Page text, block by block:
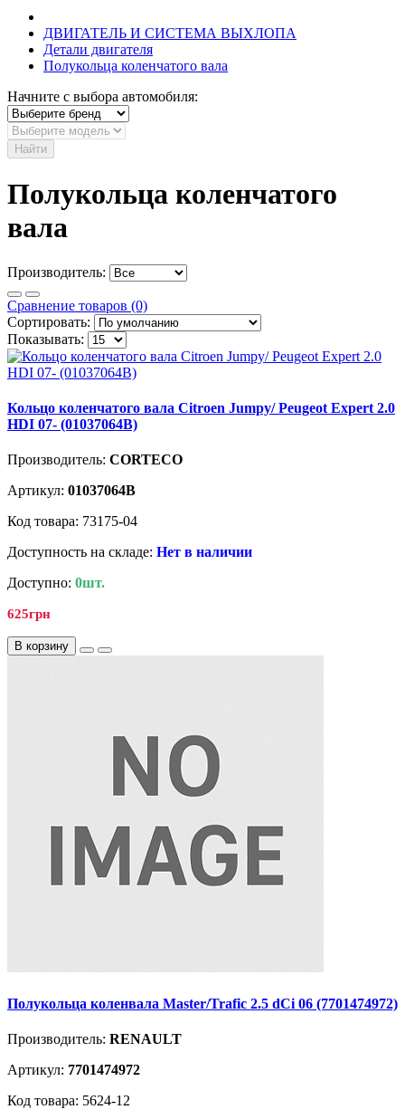
ДВИГАТЕЛЬ И СИСТЕМА ВЫХЛОПА
Детали двигателя
Полукольца коленчатого вала
Начните с выбора автомобиля:
Найти
Полукольца коленчатого
вала
Производитель:
Сравнение товаров (0)
Сортировать:
Показывать:
Кольцо коленчатого вала Citroen Jumpy/ Peugeot Expert 2.0
HDI 07- (01037064B)
Производитель: CORTECO
Артикул: 01037064B
Код товара: 73175-04
Доступность на складе: Нет в наличии
Доступно: 0шт.
625грн
В корзину
Полукольца коленвала Master/Trafic 2.5 dCi 06 (7701474972)
Производитель: RENAULT
Артикул: 7701474972
Код товара: 5624-12